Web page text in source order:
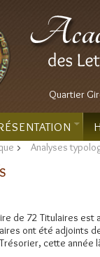
Quartier
> Analyses
de 72 Titulaires est
ont été adjoints
cette année